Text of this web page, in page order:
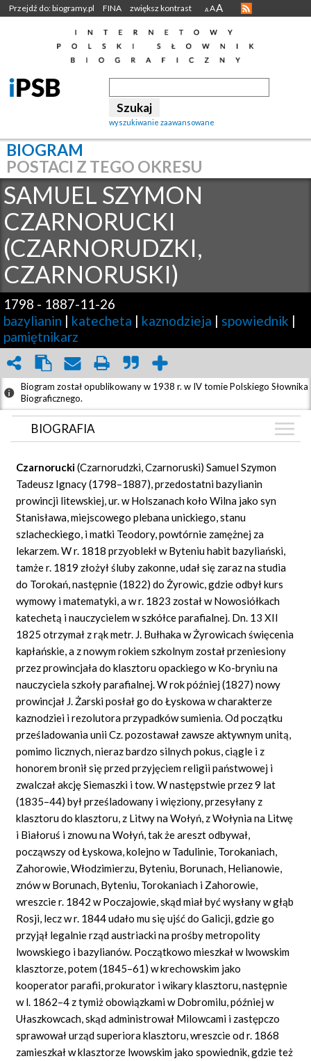
Przejdź do: biogramy.pl FINA zwiększ kontrast A AA
wyszukiwanie zaawansowane
BIOGRAM
POSTACI Z TEGO OKRESU
SAMUEL SZYMON
CZARNORUCKI
(CZARNORUDZKI,
CZARNORUSKI)
1798 - 1887-11-26
bazylianin | katecheta | kaznodzieja | spowiednik |
pamiętnikarz
Biogram został opublikowany w 1938 r. w IV tomie Polskiego Słownika
Biograficznego.
BIOGRAFIA
GRAF POWIĄZAŃ
DYSKUSJA
Mapa
Czarnorucki(Czarnorudzki, Czarnoruski) Samuel Szymon
Tadeusz Ignacy (1798–1887), przedostatni bazylianin
prowincji litewskiej, ur. w Holszanach koło Wilna jako syn
Stanisława, miejscowego plebana unickiego, stanu
szlacheckiego, i matki Teodory, powtórnie zamężnej za
lekarzem. W r. 1818 przyoblekł w Byteniu habit bazyliański,
tamże r. 1819 złożył śluby zakonne, udał się zaraz na studia
do Torokań, następnie (1822) do Żyrowic, gdzie odbył kurs
wymowy i matematyki, a w r. 1823 został w Nowosiółkach
katechetą i nauczycielem w szkółce parafialnej. Dn. 13 XII
1825 otrzymał z rąk metr. J. Bułhaka w Żyrowicach święcenia
kapłańskie, a z nowym rokiem szkolnym został przeniesiony
przez prowincjała do klasztoru opackiego w Ko-bryniu na
nauczyciela szkoły parafialnej. W rok później (1827) nowy
prowincjał J. Żarski posłał go do Łyskowa w charakterze
kaznodziei i rezolutora przypadków sumienia. Od początku
prześladowania unii Cz. pozostawał zawsze aktywnym unitą,
pomimo licznych, nieraz bardzo silnych pokus, ciągle i z
honorem bronił się przed przyjęciem religii państwowej i
zwalczał akcję Siemaszki i tow. W następstwie przez 9 lat
(1835–44) był prześladowany i więziony, przesyłany z
klasztoru do klasztoru, z Litwy na Wołyń, z Wołynia na Litwę
i Białoruś i znowu na Wołyń, tak że areszt odbywał,
począwszy od Łyskowa, kolejno w Tadulinie, Torokaniach,
Zahorowie, Włodzimierzu, Byteniu, Borunach, Helianowie,
znów w Borunach, Byteniu, Torokaniach i Zahorowie,
wreszcie r. 1842 w Poczajowie, skąd miał być wysłany w głąb
Rosji, lecz w r. 1844 udało mu się ujść do Galicji, gdzie go
przyjął legalnie rząd austriacki na prośby metropolity
lwowskiego i bazylianów. Początkowo mieszkał w lwowskim
klasztorze, potem (1845–61) w krechowskim jako
kooperator parafii, prokurator i wikary klasztoru, następnie
w l. 1862–4 z tymiż obowiązkami w Dobromilu, później w
Ułaszkowcach, skąd administrował Milowcami i zastępczo
sprawował urząd superiora klasztoru, wreszcie od r. 1868
zamieszkał w klasztorze lwowskim jako spowiednik, gdzie też